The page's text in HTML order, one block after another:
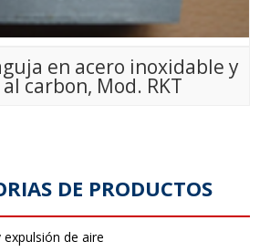
en acero inoxidable y
carbon, Mod. RKT
DE PRODUCTOS
de aire